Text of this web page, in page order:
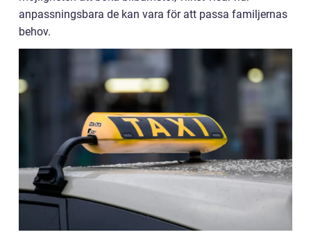
anpassningsbara de kan vara för att passa familjernas
behov.